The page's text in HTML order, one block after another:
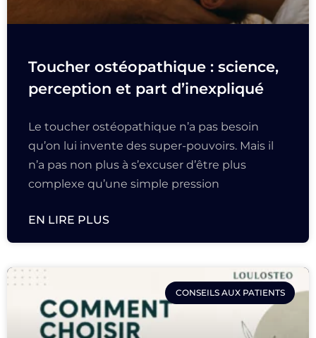
Toucher ostéopathique : science,
perception et part d’inexpliqué
Le toucher ostéopathique n’a pas besoin
qu’on lui invente des super-pouvoirs. Mais il
n’a pas non plus à s’excuser d’être plus
complexe qu’une simple pression
EN LIRE PLUS
CONSEILS AUX PATIENTS